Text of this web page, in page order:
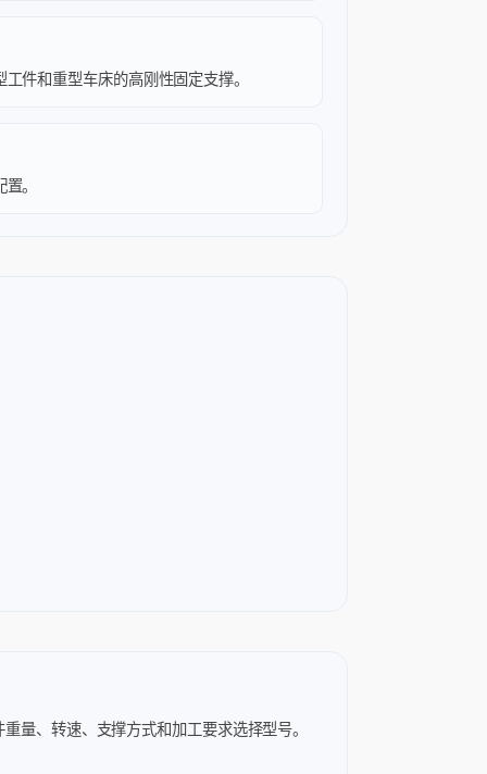
件和重型车床的高刚性固定支撑。
。
量、转速、支撑方式和加工要求选择型号。